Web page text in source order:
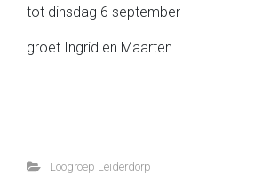
tot dinsdag 6 september
groet Ingrid en Maarten
Loogroep Leiderdorp